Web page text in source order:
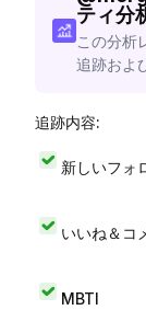
ティ分
この分析
追跡およ
追跡内容:
新しいフォ
いいね＆コ
MBTI